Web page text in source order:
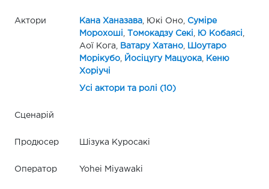
Актори Кана Ханазава, Юкі Оно,
Суміре
Морохоші
Томокадзу Секі Ю Кобаясі
Аої Кога,
Ватару Хатано,
Шоутаро
Морікубо, Йосіцугу Мацуока,
Кеню
Хоріучі
Усі актори та ролі (10)
Сценарій
Продюсер Шізука Куросакі
Оператор Yohei Miyawaki